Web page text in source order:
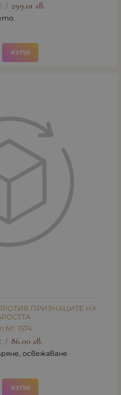
/ 299.01 лв.
КУПИ
ПРИЗНАЦИТЕ НА
1574
/ 86.00 лв.
освежаване
КУПИ